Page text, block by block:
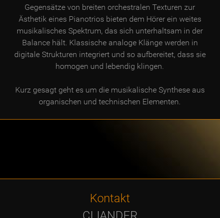
Gegensätze von breiten orchestralen Texturen zur
Ästhetik eines Pianotrios bieten dem Hörer ein weites
musikalisches Spektrum, das sich unterhaltsam in der
Balance hält. Klassische analoge Klänge werden in
digitale Strukturen integriert und so aufbereitet, dass sie
homogen und lebendig klingen.
Kurz gesagt geht es um die musikalische Synthese aus
organischen und technischen Elementen.
Kontakt